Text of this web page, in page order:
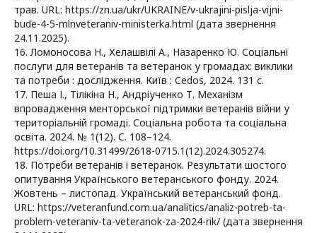
трав. URL: https://zn.ua/ukr/UKRAINE/v-ukrajini-pislja-vijni-
bude-4-5-mlnveteraniv-ministerka.html (дата звернення
24.11.2025).
16. Ломоносова Н., Хелашвілі А., Назаренко Ю. Соціальні
послуги для ветеранів та ветеранок у громадах: виклики
та потреби : дослідження. Київ : Cedos, 2024. 131 с.
17. Пеша І., Тілікіна Н., Андріученко Т. Механізм
впровадження менторської підтримки ветеранів війни у
територіальній громаді. Соціальна робота та соціальна
освіта. 2024. № 1(12). С. 108–124.
https://doi.org/10.31499/2618-0715.1(12).2024.305274.
18. Потреби ветеранів і ветеранок. Результати шостого
опитування Українського ветеранського фонду. 2024.
Жовтень – листопад. Український ветеранський фонд.
URL: https://veteranfund.com.ua/analitics/analiz-potreb-ta-
problem-veteraniv-ta-veteranok-za-2024-rik/ (дата звернення